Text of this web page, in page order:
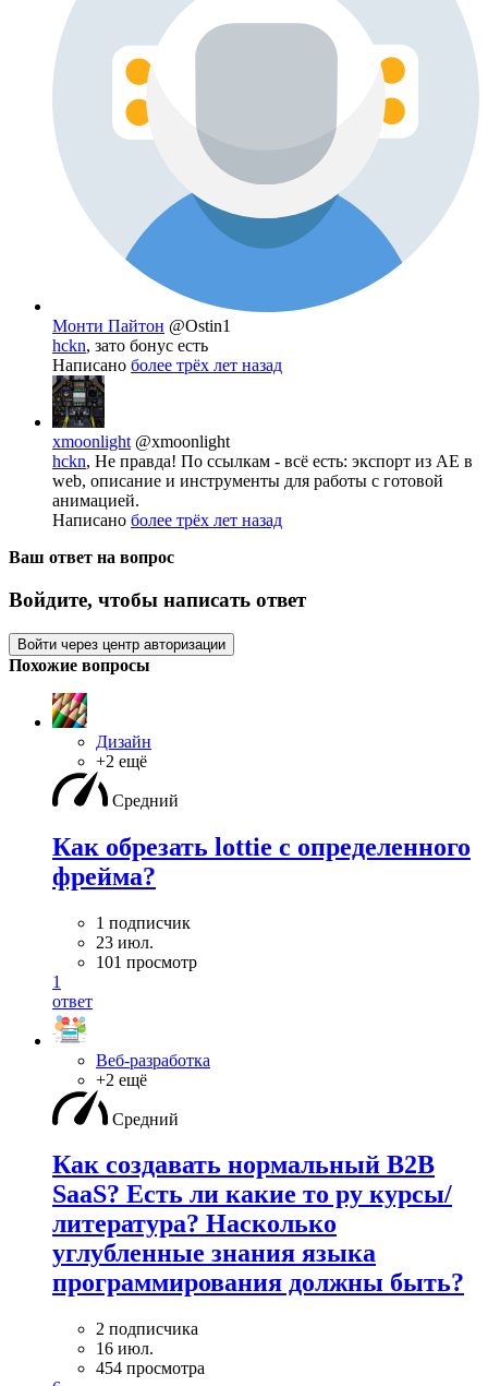
Монти Пайтон @Ostin1
hckn, зато бонус есть
Написано более трёх лет назад
xmoonlight @xmoonlight
hckn, Не правда! По ссылкам - всё есть: экспорт из AE в
web, описание и инструменты для работы с готовой
анимацией.
Написано более трёх лет назад
Ваш ответ на вопрос
Войдите, чтобы написать ответ
Войти через центр авторизации
Похожие вопросы
Дизайн
+2 ещё
Средний
Как обрезать lottie с определенного
фрейма?
1 подписчик
23 июл.
101 просмотр
1
ответ
Веб-разработка
+2 ещё
Средний
Как создавать нормальный B2B
SaaS? Есть ли какие то ру курсы/
литература? Насколько
углубленные знания языка
программирования должны быть?
2 подписчика
16 июл.
454 просмотра